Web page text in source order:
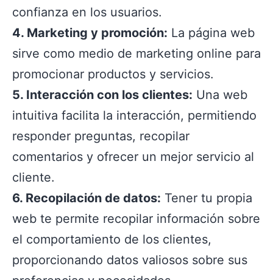
confianza en los usuarios.
4. Marketing y promoción: La página web
sirve como medio de marketing online para
promocionar productos y servicios.
5. Interacción con los clientes: Una web
intuitiva facilita la interacción, permitiendo
responder preguntas, recopilar
comentarios y ofrecer un mejor servicio al
cliente.
6. Recopilación de datos: Tener tu propia
web te permite recopilar información sobre
el comportamiento de los clientes,
proporcionando datos valiosos sobre sus